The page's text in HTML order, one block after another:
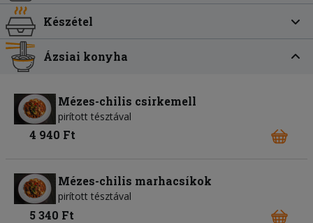
Készétel
Ázsiai konyha
Mézes-chilis csirkemell
pirított tésztával
4 940 Ft
Mézes-chilis marhacsíkok
pirított tésztával
5 340 Ft